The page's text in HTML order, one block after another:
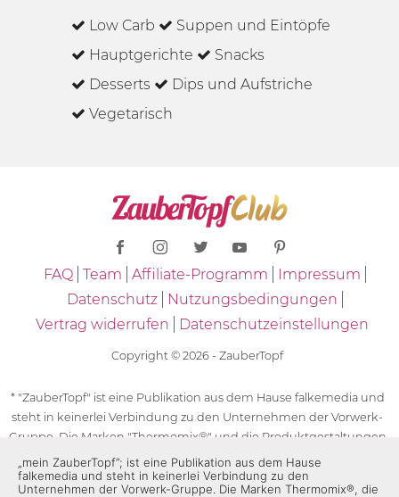
Low Carb
Suppen und Eintöpfe
Hauptgerichte
Snacks
Desserts
Dips und Aufstriche
Vegetarisch
FAQ Team Affiliate-Programm
Impressum
Datenschutz
Nutzungsbedingungen
Vertrag widerrufen
Datenschutzeinstellungen
Copyright © 2026 - ZauberTopf
* "ZauberTopf" ist eine Publikation aus dem Hause falkemedia und
steht in keinerlei Verbindung zu den Unternehmen der Vorwerk-
Gruppe. Die Marken "Thermomix®" und die Produktgestaltungen
des "Thermomix®" sind eingetragene Marken der Unternehmen
der Vorwerk-Gruppe. Die Marken Thermomix®, die Zeichen TM5®,
„mein ZauberTopf”; ist eine Publikation aus dem Hause
falkemedia und steht in keinerlei Verbindung zu den
Unternehmen der Vorwerk-Gruppe. Die Marken Thermomix®, die